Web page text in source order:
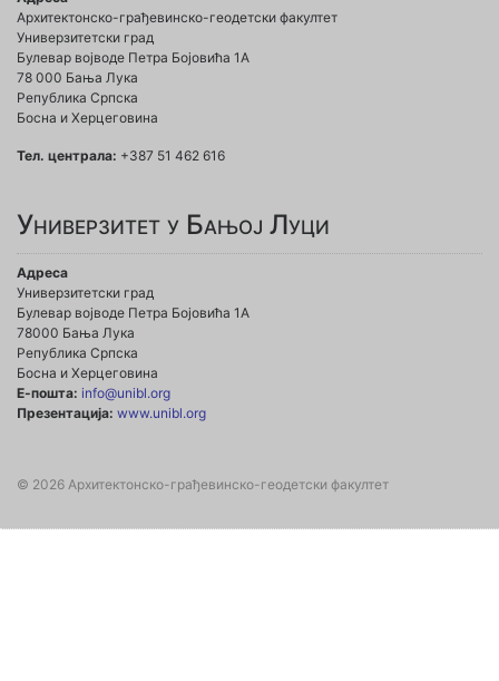
Архитектонско-грађевинско-геодетски факултет
Универзитетски град
Булевар војводе Петра Бојовића 1A
78 000 Бања Лука
Република Српска
Босна и Херцеговина
Тел. централа: +387 51 462 616
Универзитет у Бањој Луци
Адреса
Универзитетски град
Булевар војводе Петра Бојовића 1А
78000 Бања Лука
Република Српска
Босна и Херцеговина
Е-пошта: info@unibl.org
Презентација: www.unibl.org
© 2026 Архитектонско-грађевинско-геодетски факултет